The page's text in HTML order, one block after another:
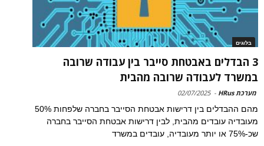
בלוגים
3 הבדלים באבטחת סייבר בין עבודה שרובה
במשרד לעבודה שרובה מהבית
מערכת HRus -
02/07/2025
מהם ההבדלים בין דרישות אבטחת הסייבר בחברה שלפחות 50%
מעובדיה עובדים מהבית, לבין דרישות אבטחת הסייבר בחברה
שכ-75% או יותר מעובדיה, עובדים במשרד